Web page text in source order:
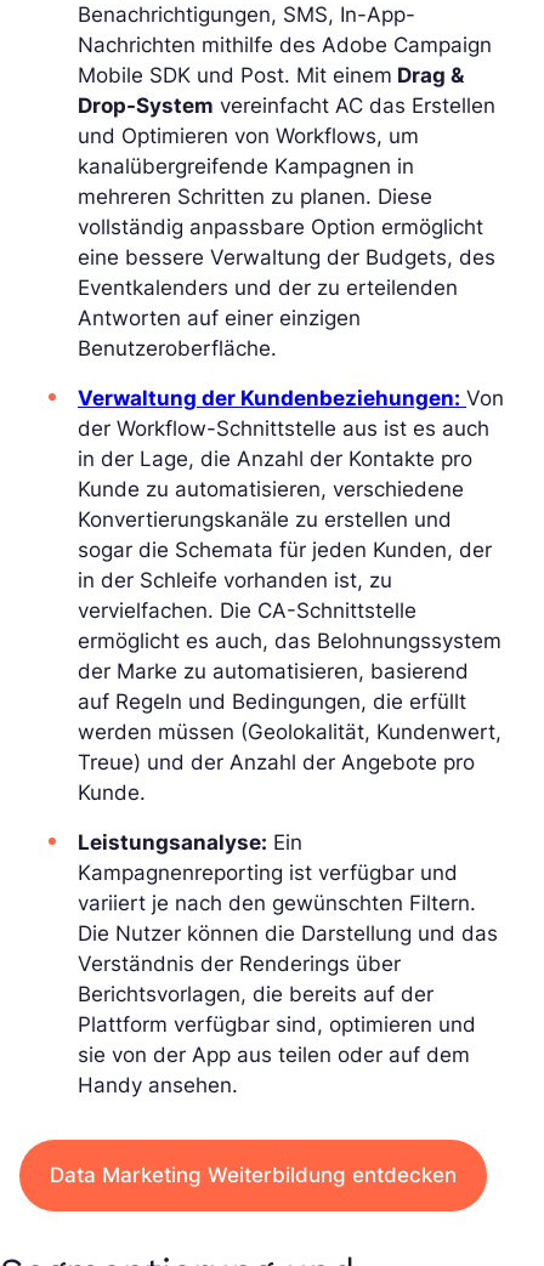
Benachrichtigungen, SMS, In-App-
Nachrichten mithilfe des Adobe Campaign
Mobile SDK und Post. Mit einem Drag &
Drop-System vereinfacht AC das Erstellen
und Optimieren von Workflows, um
kanalübergreifende Kampagnen in
mehreren Schritten zu planen. Diese
vollständig anpassbare Option ermöglicht
eine bessere Verwaltung der Budgets, des
Eventkalenders und der zu erteilenden
Antworten auf einer einzigen
Benutzeroberfläche.
Verwaltung der Kundenbeziehungen: Von
der Workflow-Schnittstelle aus ist es auch
in der Lage, die Anzahl der Kontakte pro
Kunde zu automatisieren, verschiedene
Konvertierungskanäle zu erstellen und
sogar die Schemata für jeden Kunden, der
in der Schleife vorhanden ist, zu
vervielfachen. Die CA-Schnittstelle
ermöglicht es auch, das Belohnungssystem
der Marke zu automatisieren, basierend
auf Regeln und Bedingungen, die erfüllt
werden müssen (Geolokalität, Kundenwert,
Treue) und der Anzahl der Angebote pro
Kunde.
Leistungsanalyse: Ein
Kampagnenreporting ist verfügbar und
variiert je nach den gewünschten Filtern.
Die Nutzer können die Darstellung und das
Verständnis der Renderings über
Berichtsvorlagen, die bereits auf der
Plattform verfügbar sind, optimieren und
sie von der App aus teilen oder auf dem
Handy ansehen.
Data Marketing Weiterbildung entdecken